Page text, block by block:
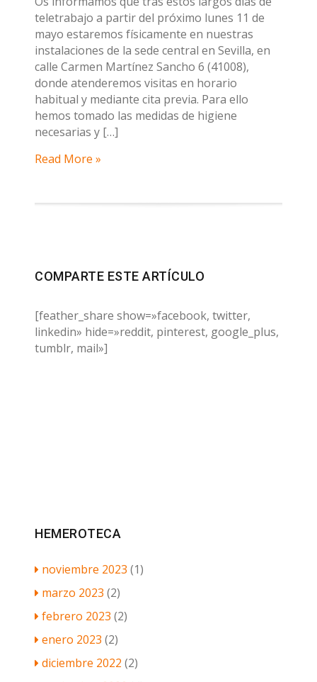
teletrabajo a partir del próximo lunes 11 de
mayo estaremos físicamente en nuestras
instalaciones de la sede central en Sevilla, en
calle Carmen Martínez Sancho 6 (41008),
donde atenderemos visitas en horario
habitual y mediante cita previa. Para ello
hemos tomado las medidas de higiene
necesarias y […]
Read More »
COMPARTE ESTE ARTÍCULO
[feather_share show=»facebook, twitter,
linkedin» hide=»reddit, pinterest, google_plus,
tumblr, mail»]
HEMEROTECA
noviembre 2023 (1)
marzo 2023 (2)
febrero 2023 (2)
enero 2023 (2)
diciembre 2022 (2)